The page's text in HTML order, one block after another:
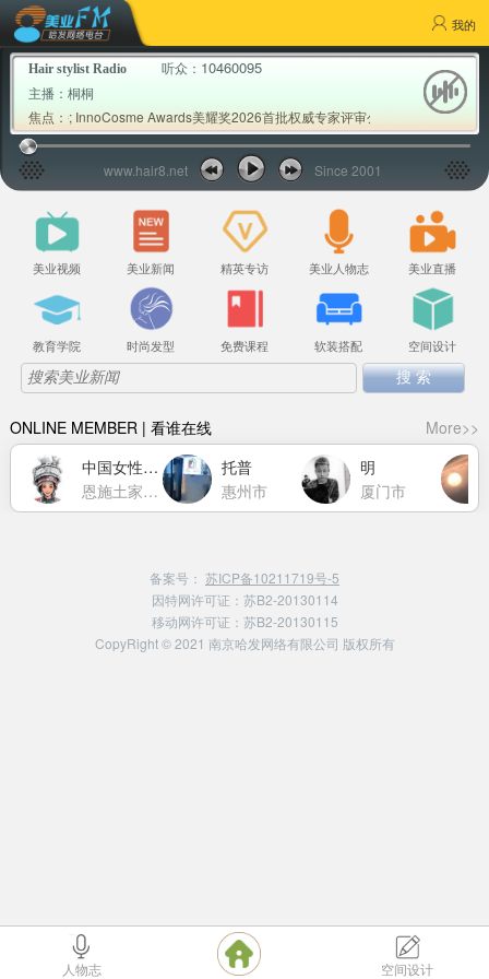
我的
Hair stylist Radio 听众： 10460095
主播：桐桐
焦点：
专业支持; InnoCosme Awards美耀奖2026首批权威专家评审公布; Milbon玫丽盼
www.hair8.net Since 2001
美业视频 美业新闻 精英专访 美业人物志 美业直播
教育学院 时尚发型 免费课程 软装搭配 空间设计
ONLINE MEMBER | 看谁在线
More>>
中国女性力量萧莉洁
恩施土家族苗族自治州
托普
惠州市
明
厦门市
备案号： 苏ICP备10211719号-5
因特网许可证：苏B2-20130114
移动网许可证：苏B2-20130115
CopyRight © 2021 南京哈发网络有限公司 版权所有
人物志 空间设计